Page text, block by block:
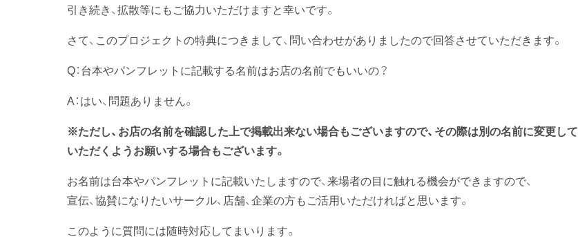
引き続き、拡散等にもご協力いただけますと幸いです。
さて、このプロジェクトの特典につきまして、問い合わせがありましたので回答させていただきます。
Q：台本やパンフレットに記載する名前はお店の名前でもいいの？
A：はい、問題ありません。
※ただし、お店の名前を確認した上で掲載出来ない場合もございますので、その際は別の名前に変更して
いただくようお願いする場合もございます。
お名前は台本やパンフレットに記載いたしますので、来場者の目に触れる機会ができますので、
宣伝、協賛になりたいサークル、店舗、企業の方もご活用いただければと思います。
このように質問には随時対応してまいります。